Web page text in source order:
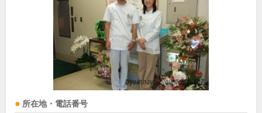
所在地・電話番号